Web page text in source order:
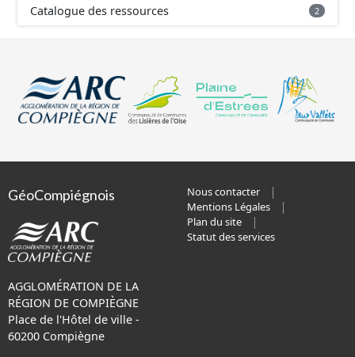
Catalogue des ressources 2
GéoCompiégnois
AGGLOMÉRATION DE LA
RÉGION DE COMPIÈGNE
Place de l'Hôtel de ville -
60200 Compiègne
Nous contacter
Mentions Légales
Plan du site
Statut des services